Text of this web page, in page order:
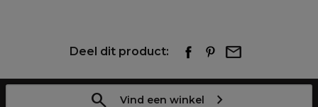
Deel dit product:
Vind een winkel